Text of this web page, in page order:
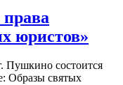
юристов»
Пушкино состоится
Образы святых